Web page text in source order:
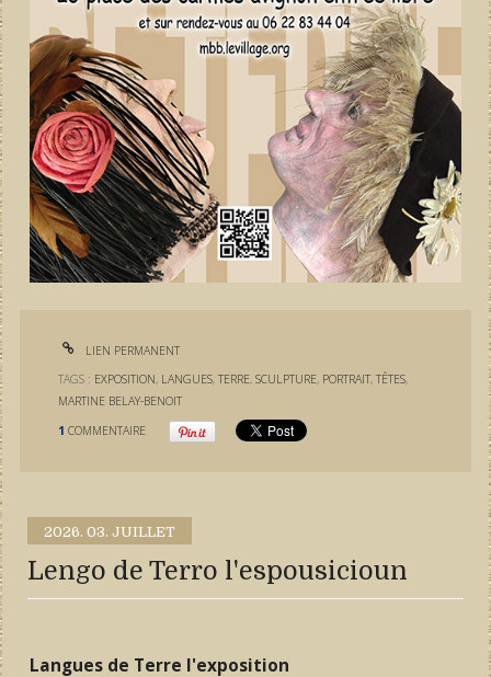
LIEN PERMANENT
TAGS : EXPOSITION, LANGUES,TERRE,SCULPTURE, PORTRAIT,TÊTES,
MARTINE BELAY-BENOIT
1 COMMENTAIRE
2026. 03. JUILLET
Lengo de Terro l'espousicioun
Langues de Terre l'exposition